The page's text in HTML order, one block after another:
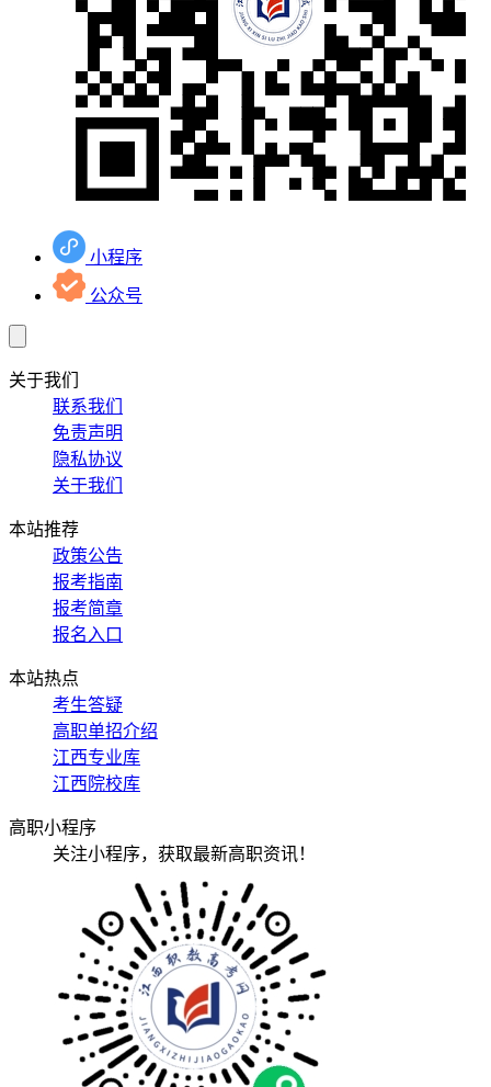
小程序
公众号
关于我们
联系我们
免责声明
隐私协议
关于我们
本站推荐
政策公告
报考指南
报考简章
报名入口
本站热点
考生答疑
高职单招介绍
江西专业库
江西院校库
高职小程序
关注小程序，获取最新高职资讯！